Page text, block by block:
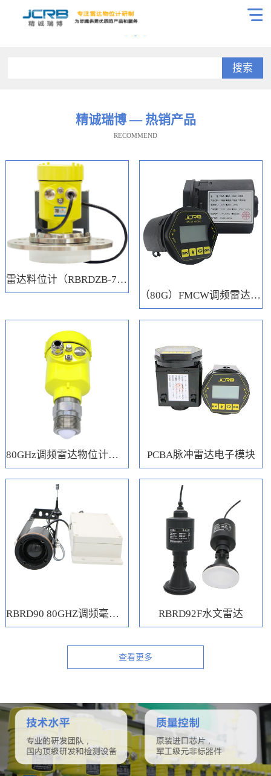
搜索
精诚瑞博 — 热销产品
RECOMMEND
雷达料位计（RBRDZB-71-6-C）
（80G）FMCW调频雷达电子模块
80GHz调频雷达物位计（RBRD71） PCBA脉冲雷达电子模块
RBRD90 80GHZ调频毫米波水位计 RBRD92F水文雷达
查看更多